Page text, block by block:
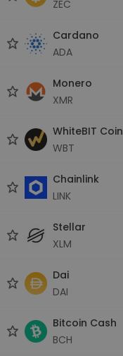
ZEC
Cardano
ADA
Monero
XMR
WhiteBIT Coin
WBT
Chainlink
LINK
Stellar
XLM
Dai
DAI
Bitcoin Cash
BCH